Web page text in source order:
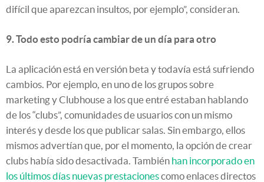
difícil que aparezcan insultos, por ejemplo”, consideran.
9. Todo esto podría cambiar de un día para otro
La aplicación está en versión beta y todavía está sufriendo
cambios. Por ejemplo, en uno de los grupos sobre
marketing y Clubhouse a los que entré estaban hablando
de los “clubs”, comunidades de usuarios con un mismo
interés y desde los que publicar salas. Sin embargo, ellos
mismos advertían que, por el momento, la opción de crear
clubs había sido desactivada. También han incorporado en
los últimos días nuevas prestacionescomo enlaces directos